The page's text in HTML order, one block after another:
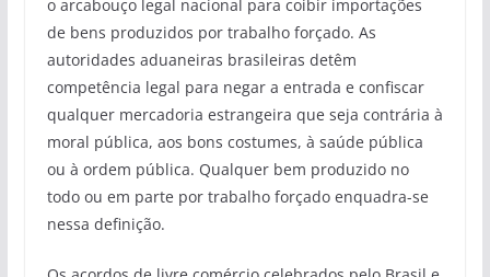
o arcabouço legal nacional para coibir importações
de bens produzidos por trabalho forçado. As
autoridades aduaneiras brasileiras detêm
competência legal para negar a entrada e confiscar
qualquer mercadoria estrangeira que seja contrária à
moral pública, aos bons costumes, à saúde pública
ou à ordem pública. Qualquer bem produzido no
todo ou em parte por trabalho forçado enquadra-se
nessa definição.